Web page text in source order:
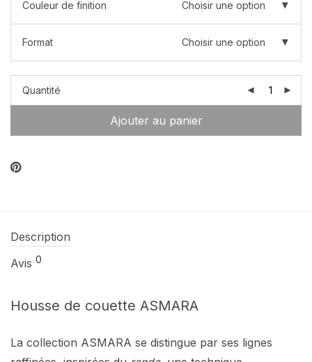
Couleur de finition Choisir une option
Format Choisir une option
Quantité
Ajouter au panier
Description
Avis 0
Housse de couette ASMARA
La collection ASMARA se distingue par ses lignes